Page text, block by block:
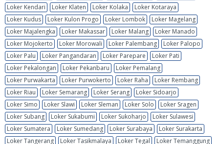
Loker Kendari
Loker Klaten Loker Kolaka
Loker Kotaraya
Loker Kudus
Loker Kulon Progo Loker Lombok
Loker Magelang
Loker Majalengka
Loker Makassar Loker Malang
Loker Manado
Loker Mojokerto
Loker Morowali Loker Palembang
Loker Palopo
Loker Palu
Loker Pangandaran Loker Parepare
Loker Pati
Loker Pekalongan
Loker Pekanbaru
Loker Pemalang
Loker Purwakarta
Loker Purwokerto Loker Raha
Loker Rembang
Loker Riau
Loker Semarang Loker Serang
Loker Sidoarjo
Loker Simo
Loker Slawi Loker Sleman Loker Solo
Loker Sragen
Loker Subang
Loker Sukabumi Loker Sukoharjo
Loker Sulawesi
Loker Sumatera
Loker Sumedang Loker Surabaya
Loker Surakarta
Loker Tangerang
Loker Tasikmalaya Loker Tegal Loker Temanggung